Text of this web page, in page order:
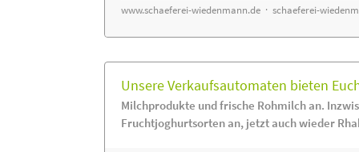
www.schaeferei-wiedenmann.de · schaeferei-
Unsere Verkaufsautomaten bieten
Milchprodukte und frische Rohmilch an.
Fruchtjoghurtsorten an, jetzt auch wieder